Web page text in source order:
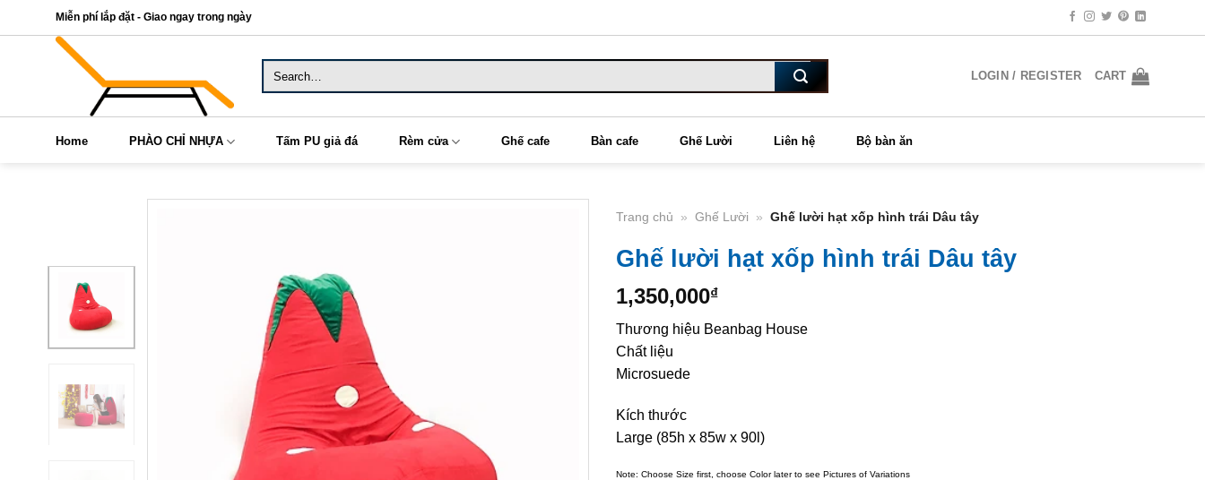
to
Miễn phí lắp đặt - Giao ngay trong ngày
LOGIN / REGISTER CART
Home PHÀO CHỈ NHỰA Tấm PU giả đá Rèm cửa Ghế cafe Bàn cafe Ghế Lười Liên hệ Bộ bàn ăn
Trang chủ » Ghế Lười » Ghế lười hạt xốp hình trái Dâu tây
Ghế lười hạt xốp hình trái Dâu tây
1,350,000₫
Thương hiệu Beanbag House
Chất liệu
Microsuede
Kích thước
Large (85h x 85w x 90l)
Note: Choose Size first, choose Color later to see Pictures of Variations